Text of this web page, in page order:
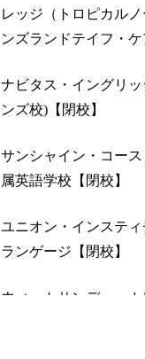
レッジ（トロピカル
ンズランドテイフ・ケ
ナビタス・イングリ
ンズ校)【閉校】
サンシャイン・コー
属英語学校【閉校】
ユニオン・インスティ
ランゲージ【閉校】
ウィットサンデー・